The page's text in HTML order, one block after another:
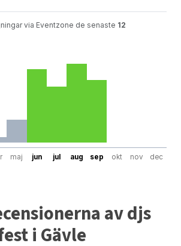
via Eventzone de senaste 12
maj jun jul aug sep okt nov dec
av djs
i Gävle